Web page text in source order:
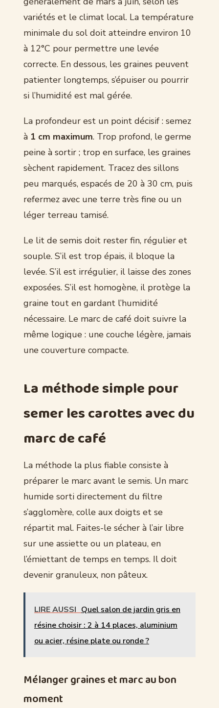
variétés et le climat local. La température
minimale du sol doit atteindre environ 10
à 12°C pour permettre une levée
correcte. En dessous, les graines peuvent
patienter longtemps, s’épuiser ou pourrir
si l’humidité est mal gérée.
La profondeur est un point décisif : semez
à 1 cm maximum. Trop profond, le germe
peine à sortir ; trop en surface, les graines
sèchent rapidement. Tracez des sillons
peu marqués, espacés de 20 à 30 cm, puis
refermez avec une terre très fine ou un
léger terreau tamisé.
Le lit de semis doit rester fin, régulier et
souple. S’il est trop épais, il bloque la
levée. S’il est irrégulier, il laisse des zones
exposées. S’il est homogène, il protège la
graine tout en gardant l’humidité
nécessaire. Le marc de café doit suivre la
même logique : une couche légère, jamais
une couverture compacte.
La méthode simple pour
semer les carottes avec du
marc de café
La méthode la plus fiable consiste à
préparer le marc avant le semis. Un marc
humide sorti directement du filtre
s’agglomère, colle aux doigts et se
répartit mal. Faites-le sécher à l’air libre
sur une assiette ou un plateau, en
l’émiettant de temps en temps. Il doit
devenir granuleux, non pâteux.
LIRE AUSSI Quel salon de jardin gris en
résine choisir : 2 à 14 places, aluminium
ou acier, résine plate ou ronde ?
Mélanger graines et marc au bon
moment